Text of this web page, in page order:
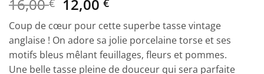
16,00€ Le
prix
initial
était :
16,00 €.
12,00€Le
prix
actuel
est :
12,00 €.
Coup de cœur pour cette superbe tasse vintage
anglaise ! On adore sa jolie porcelaine torse et ses
motifs bleus mêlant feuillages, fleurs et pommes.
Une belle tasse pleine de douceur qui sera parfaite